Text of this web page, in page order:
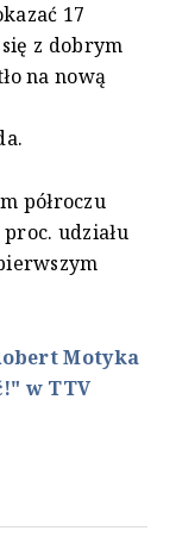
17
z dobrym
na nową
półroczu
udziału
Motyka
w TTV